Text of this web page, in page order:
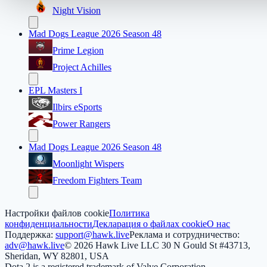
Night Vision
Mad Dogs League 2026 Season 48
Prime Legion
Project Achilles
EPL Masters I
Ilbirs eSports
Power Rangers
Mad Dogs League 2026 Season 48
Moonlight Wispers
Freedom Fighters Team
Настройки файлов cookieПолитика
конфиденциальностиДекларация о файлах cookieО нас
Поддержка: support@hawk.liveРеклама и сотрудничество:
adv@hawk.live© 2026 Hawk Live LLC 30 N Gould St #43713,
Sheridan, WY 82801, USA